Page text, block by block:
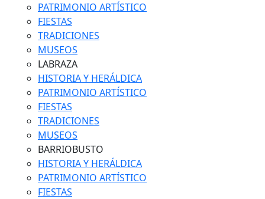
PATRIMONIO ARTÍSTICO
FIESTAS
TRADICIONES
MUSEOS
LABRAZA
HISTORIA Y HERÁLDICA
PATRIMONIO ARTÍSTICO
FIESTAS
TRADICIONES
MUSEOS
BARRIOBUSTO
HISTORIA Y HERÁLDICA
PATRIMONIO ARTÍSTICO
FIESTAS